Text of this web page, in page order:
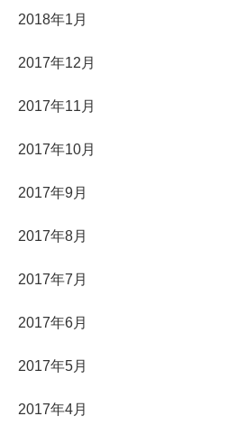
2018年1月
2017年12月
2017年11月
2017年10月
2017年9月
2017年8月
2017年7月
2017年6月
2017年5月
2017年4月